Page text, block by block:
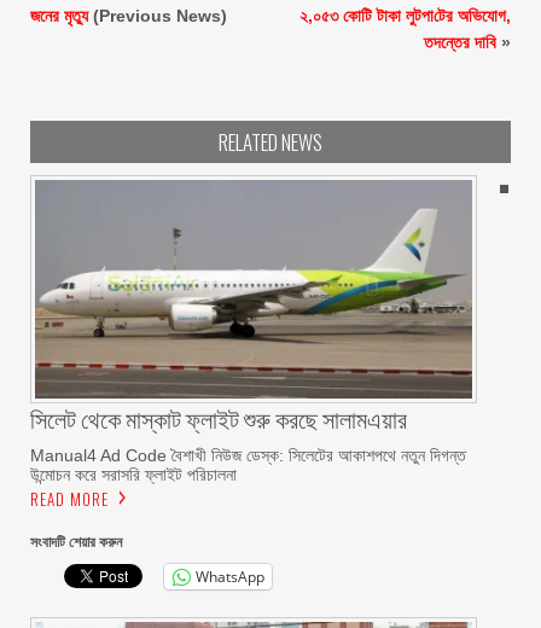
জনের মৃত্যু(Previous News)
২,০৫৩ কোটি টাকা লুটপা‌টের অভিযোগ,
তদন্তের দাবি»
RELATED NEWS
সিলেট থেকে মাস্কাট ফ্লাইট শুরু করছে সালামএয়ার
Manual4 Ad Code বৈশাখী নিউজ ডেস্ক: সিলেটের আকাশপথে নতুন দিগন্ত
উন্মোচন করে সরাসরি ফ্লাইট পরিচালনা
READ MORE
সংবাদটি শেয়ার করুন
WhatsApp